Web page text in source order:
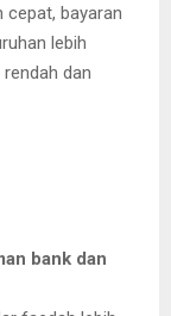
cepat, bayaran
lebih
dan
bank dan